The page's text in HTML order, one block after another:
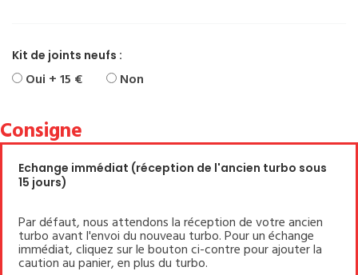
Kit de joints neufs :
Oui + 15 € Non
Consigne
Echange immédiat (réception de l'ancien turbo sous
15 jours)
Par défaut, nous attendons la réception de votre ancien
turbo avant l'envoi du nouveau turbo. Pour un échange
immédiat, cliquez sur le bouton ci-contre pour ajouter la
caution au panier, en plus du turbo.